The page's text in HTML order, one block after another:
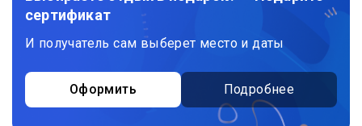
сертификат
И получатель сам выберет место и даты
Оформить Подробнее